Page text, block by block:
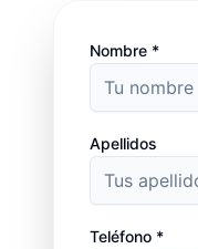
Nombre *
Apellidos
Teléfono *